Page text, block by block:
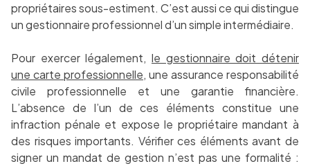
propriétaires sous-estiment. C’est aussi ce qui distingue
un gestionnaire professionnel d’un simple intermédiaire.
Pour exercer légalement, le gestionnaire doit détenir
une carte professionnelle, une assurance responsabilité
civile professionnelle et une garantie financière.
L’absence de l’un de ces éléments constitue une
infraction pénale et expose le propriétaire mandant à
des risques importants. Vérifier ces éléments avant de
signer un mandat de gestion n’est pas une formalité :